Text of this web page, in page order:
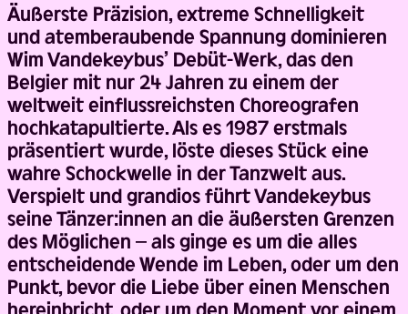
Äußerste Präzision, extreme Schnelligkeit
und atemberaubende Spannung dominieren
Wim Vandekeybus’ Debüt-Werk, das den
Belgier mit nur 24 Jahren zu einem der
weltweit einflussreichsten Choreografen
hochkatapultierte. Als es 1987 erstmals
präsentiert wurde, löste dieses Stück eine
wahre Schockwelle in der Tanzwelt aus.
Verspielt und grandios führt Vandekeybus
seine Tänzer:innen an die äußersten Grenzen
des Möglichen – als ginge es um die alles
entscheidende Wende im Leben, oder um den
Punkt, bevor die Liebe über einen Menschen
hereinbricht, oder um den Moment vor einem